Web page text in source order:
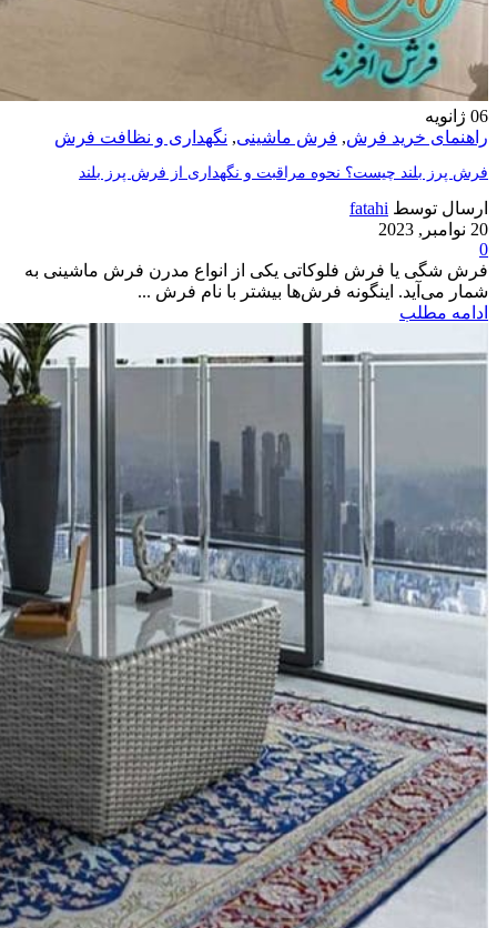
06 ژانویه
راهنمای خرید فرش, فرش ماشینی, نگهداری و نظافت فرش
فرش پرز بلند چیست؟ نحوه مراقبت و نگهداری از فرش پرز بلند
ارسال توسط fatahi
20 نوامبر, 2023
0
فرش شگی یا فرش فلوکاتی یکی از انواع مدرن فرش ماشینی به
شمار می‌آید. اینگونه فرش‌ها بیشتر با نام فرش ...
ادامه مطلب